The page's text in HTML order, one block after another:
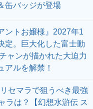
缶バッジが登場
ントお嬢様』2027年1
定。巨大化した富士動
ャンが描かれた大迫力
アルを解禁！
セマラで狙うべき最強
ラは？【幻想水滸伝 ス